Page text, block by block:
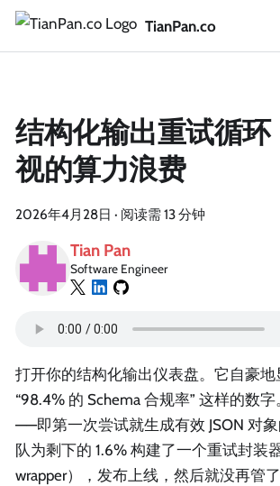
TianPan.co
结构化输出重试循环
视的算力浪费
2026年4月28日 · 阅读需 13 分钟
Tian Pan
Software Engineer
打开你的结构化输出仪表盘。它自豪
“98.4% 的 Schema 合规率” 这样的数
——即第一次尝试就生成有效 JSON 对
队为剩下的 1.6% 构建了一个重试封装
wrapper），发布上线，然后就没再管